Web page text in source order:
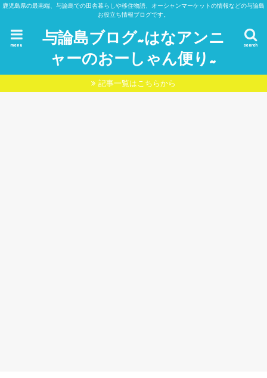
鹿児島県の最南端、与論島での田舎暮らしや移住物語、オーシャンマーケットの情報などの与論島
お役立ち情報ブログです。
与論島ブログ~はなアンニ
ャーのおーしゃん便り~
search
menu
記事一覧はこちらから